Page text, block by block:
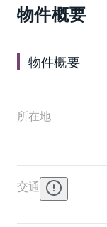
物件概要
物件概要
所在地
交通